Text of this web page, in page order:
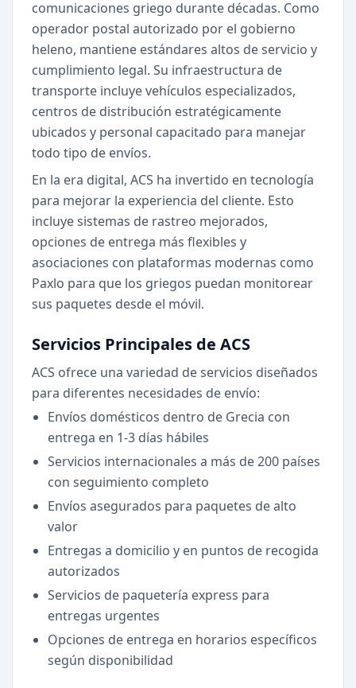
comunicaciones griego durante décadas. Como
operador postal autorizado por el gobierno
heleno, mantiene estándares altos de servicio y
cumplimiento legal. Su infraestructura de
transporte incluye vehículos especializados,
centros de distribución estratégicamente
ubicados y personal capacitado para manejar
todo tipo de envíos.
En la era digital, ACS ha invertido en tecnología
para mejorar la experiencia del cliente. Esto
incluye sistemas de rastreo mejorados,
opciones de entrega más flexibles y
asociaciones con plataformas modernas como
Paxlo para que los griegos puedan monitorear
sus paquetes desde el móvil.
Servicios Principales de ACS
ACS ofrece una variedad de servicios diseñados
para diferentes necesidades de envío:
Envíos domésticos dentro de Grecia con
entrega en 1-3 días hábiles
Servicios internacionales a más de 200 países
con seguimiento completo
Envíos asegurados para paquetes de alto
valor
Entregas a domicilio y en puntos de recogida
autorizados
Servicios de paquetería express para
entregas urgentes
Opciones de entrega en horarios específicos
según disponibilidad